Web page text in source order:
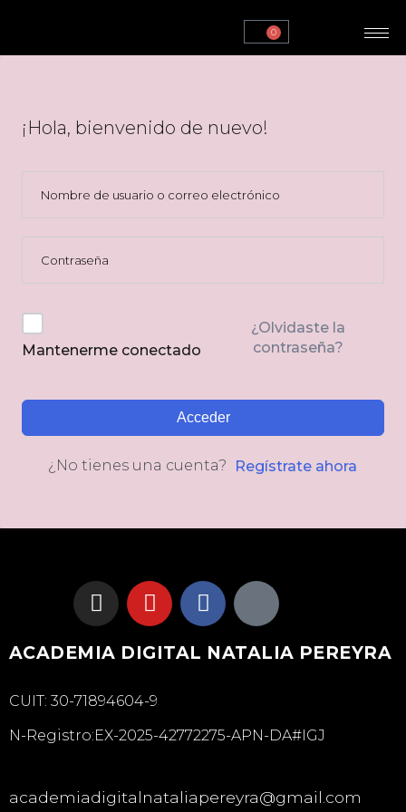
0
¡Hola, bienvenido de nuevo!
Mantenerme conectado
¿Olvidaste la
contraseña?
Acceder
¿No tienes una cuenta? Regístrate ahora
ACADEMIA DIGITAL NATALIA PEREYRA
CUIT: 30-71894604-9
N-Registro:EX-2025-42772275-APN-DA#IGJ
academiadigitalnataliapereyra@gmail.com